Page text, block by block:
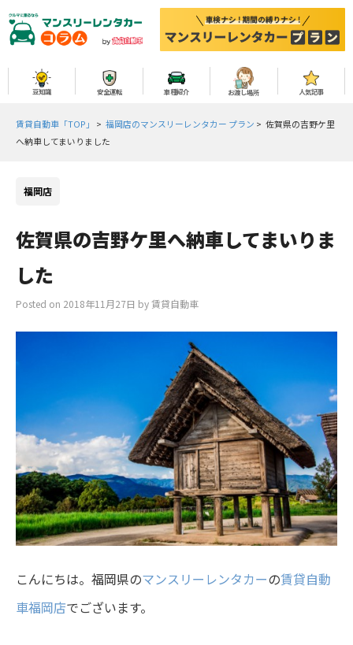
豆知識 安全運転 車種紹介 お渡し場所 人気記事
賃貸自動車「TOP」 > 福岡店のマンスリーレンタカー プラン > 佐賀県の吉野ケ里
へ納車してまいりました
福岡店
佐賀県の吉野ケ里へ納車してまいりま
した
Posted on 2018年11月27日 by賃貸自動車
こんにちは。福岡県のマンスリーレンタカーの賃貸自動
車福岡店でございます。